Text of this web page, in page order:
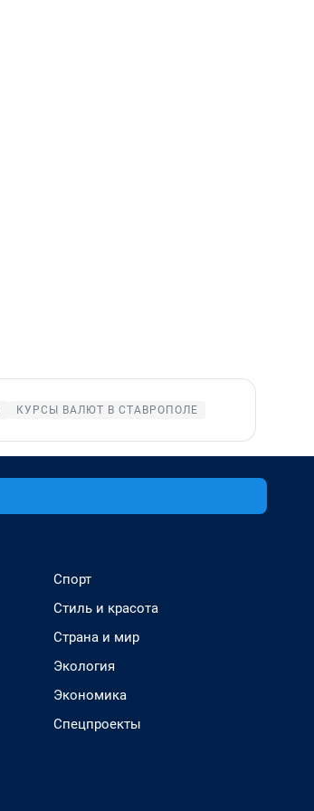
КУРСЫ ВАЛЮТ В СТАВРОПОЛЕ
Спорт
Стиль и красота
Страна и мир
Экология
Экономика
Спецпроекты